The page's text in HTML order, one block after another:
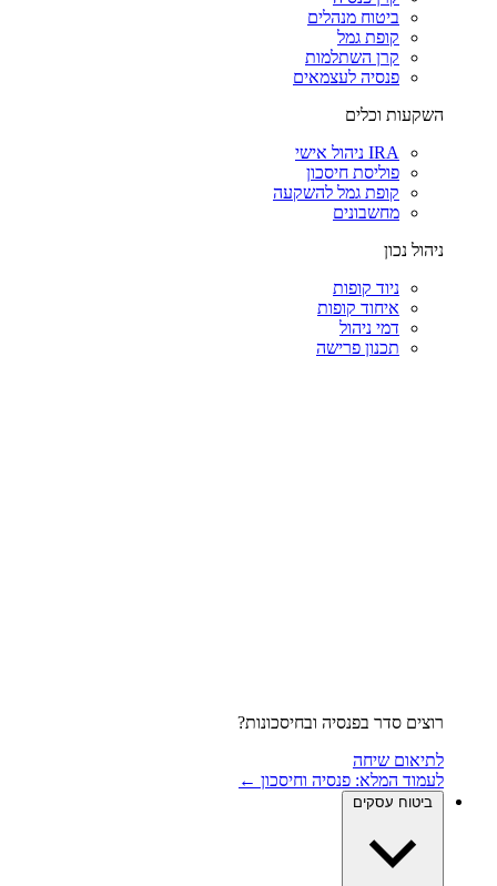
ביטוח מנהלים
קופת גמל
קרן השתלמות
פנסיה לעצמאים
השקעות וכלים
IRA ניהול אישי
פוליסת חיסכון
קופת גמל להשקעה
מחשבונים
ניהול נכון
ניוד קופות
איחוד קופות
דמי ניהול
תכנון פרישה
רוצים סדר בפנסיה ובחיסכונות?
לתיאום שיחה
לעמוד המלא: פנסיה וחיסכון ←
ביטוח עסקים